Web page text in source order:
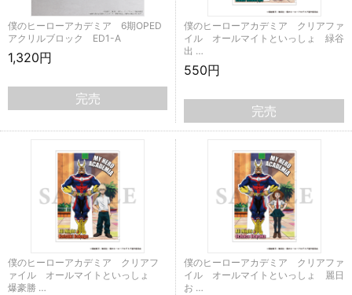
僕のヒーローアカデミア 6期OPED
アクリルブロック ED1-A
1,320円
完売
僕のヒーローアカデミア クリアファ
イル オールマイトといっしょ 緑谷
出 …
550円
完売
僕のヒーローアカデミア クリアフ
ァイル オールマイトといっしょ
爆豪勝 …
僕のヒーローアカデミア クリアファ
イル オールマイトといっしょ 麗日
お …